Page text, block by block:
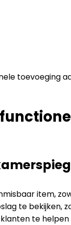
item,
te bekijken,
te